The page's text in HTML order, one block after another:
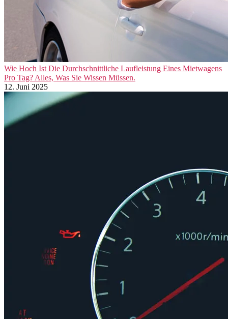
Wie Hoch Ist Die Durchschnittliche Laufleistung Eines Mietwagens
Pro Tag? Alles, Was Sie Wissen Müssen.
12. Juni 2025